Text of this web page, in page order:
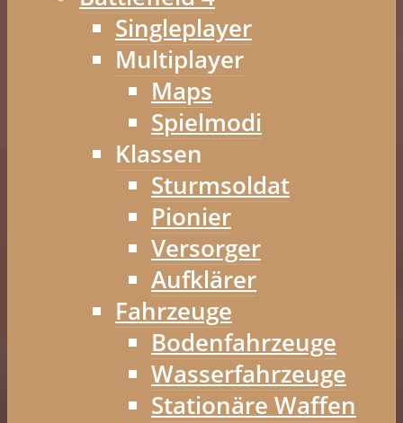
Singleplayer
Multiplayer
Maps
Spielmodi
Klassen
Sturmsoldat
Pionier
Versorger
Aufklärer
Fahrzeuge
Bodenfahrzeuge
Wasserfahrzeuge
Stationäre Waffen